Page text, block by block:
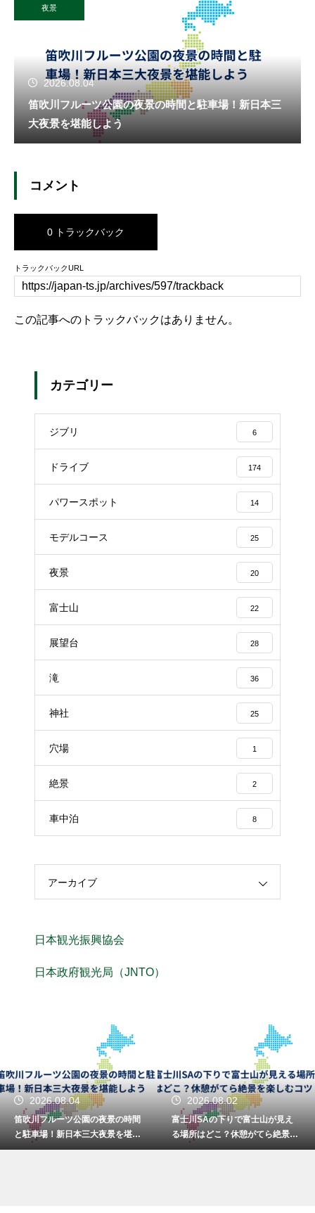
夜景
2026.08.04
笛吹川フルーツ公園の夜景の時間と駐車場！新日本三
大夜景を堪能しよう
コメント
0 トラックバック
トラックバックURL
この記事へのトラックバックはありません。
カテゴリー
ジブリ 6
ドライブ 174
パワースポット 14
モデルコース 25
夜景 20
富士山 22
展望台 28
滝 36
神社 25
穴場 1
絶景 2
車中泊 8
アーカイブ
日本観光振興協会
日本政府観光局（JNTO）
2026.08.04
笛吹川フルーツ公園の夜景の時間
と駐車場！新日本三大夜景を堪能
しよう
2026.08.02
富士川SAの下りで富士山が見え
る場所はどこ？休憩がてら絶景を
楽しむコツ